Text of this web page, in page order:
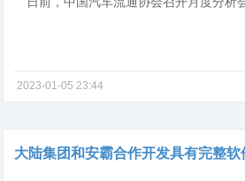
2023-01-05 23:44
大陆集团和安霸合作开发具有完整